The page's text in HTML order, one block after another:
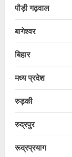
पौड़ी गढ़वाल
बागेश्वर
बिहार
मध्य प्रदेश
रुड़की
रुद्रपुर
रूद्रप्रयाग